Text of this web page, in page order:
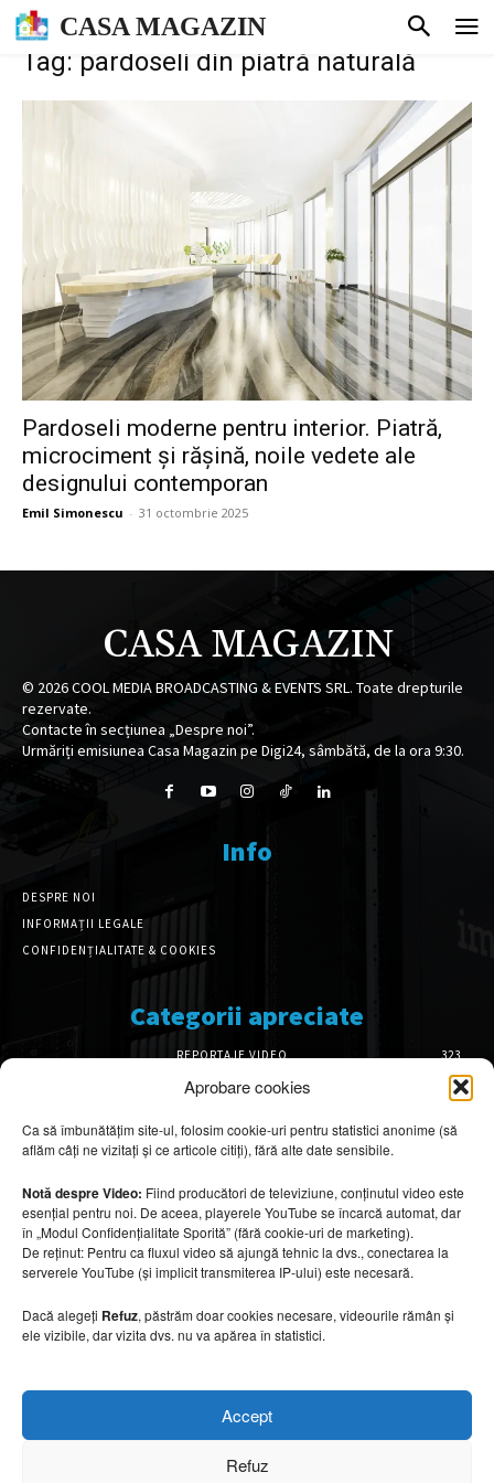
Aprobare cookies
Ca să îmbunătățim site-ul, folosim cookie-uri pentru statistici anonime (să
aflăm câți ne vizitați și ce articole citiți), fără alte date sensibile.
Notă despre Video: Fiind producători de televiziune, conținutul video este
esențial pentru noi. De aceea, playerele YouTube se încarcă automat, dar
în „Modul Confidențialitate Sporită” (fără cookie-uri de marketing).
De reținut: Pentru ca fluxul video să ajungă tehnic la dvs., conectarea la
serverele YouTube (și implicit transmiterea IP-ului) este necesară.
Dacă alegeți Refuz, păstrăm doar cookies necesare, videourile rămân și
ele vizibile, dar vizita dvs. nu va apărea în statistici.
Accept
Refuz
CASA MAGAZIN
Tag: pardoseli din piatră naturală
Pardoseli moderne pentru interior. Piatră,
microciment și rășină, noile vedete ale
designului contemporan
Emil Simonescu - 31 octombrie 2025
CASA MAGAZIN
© 2026COOL MEDIA BROADCASTING & EVENTS SRL. Toate drepturile
rezervate.
Contacte în secțiunea „Despre noi”.
Urmăriți emisiunea Casa Magazin pe Digi24, sâmbătă, de la ora 9:30.
Info
DESPRE NOI
INFORMAȚII LEGALE
CONFIDENȚIALITATE & COOKIES
Categorii apreciate
REPORTAJE VIDEO
323
AMENAJĂRI INTERIOARE
126
DESIGN INTERIOR
64
ARHITECTURĂ & DESIGN
OPINII & ANALIZE
43
Articole recomandate
Cele mai impresionante cabane moderne
7 august 2026
Ouse Valley Viaduct, construcția care
7 august 2026